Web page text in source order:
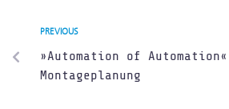
PREVIOUS
»Automation of
Montageplanung